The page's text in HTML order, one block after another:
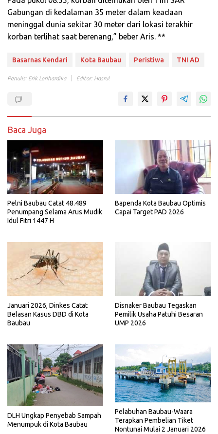
Gabungan di kedalaman 35 meter dalam keadaan
meninggal dunia sekitar 30 meter dari lokasi terakhir
korban terlihat saat berenang,” beber Aris. **
Basarnas Kendari Kota Baubau Peristiwa TNI AD
Penulis: Erik Lerihardika Editor: Hasrul
Baca Juga
Pelni Baubau Catat 48.489
Penumpang Selama Arus Mudik
Idul Fitri 1447 H
Bapenda Kota Baubau Optimis
Capai Target PAD 2026
Januari 2026, Dinkes Catat
Belasan Kasus DBD di Kota
Baubau
Disnaker Baubau Tegaskan
Pemilik Usaha Patuhi Besaran
UMP 2026
DLH Ungkap Penyebab Sampah
Menumpuk di Kota Baubau
Pelabuhan Baubau-Waara
Terapkan Pembelian Tiket
Nontunai Mulai 2 Januari 2026